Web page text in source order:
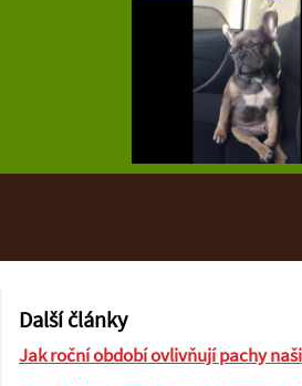
Další články
Jak roční období ovlivňují pachy